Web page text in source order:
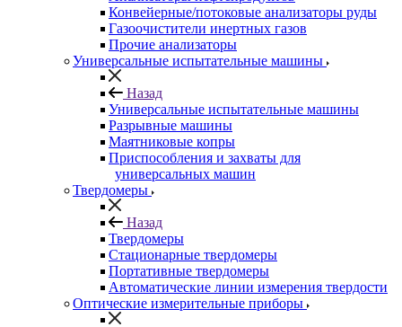
Конвейерные/потоковые анализаторы руды
Газоочистители инертных газов
Прочие анализаторы
Универсальные испытательные машины
Назад
Универсальные испытательные машины
Разрывные машины
Маятниковые копры
Приспособления и захваты для
универсальных машин
Твердомеры
Назад
Твердомеры
Стационарные твердомеры
Портативные твердомеры
Автоматические линии измерения твердости
Оптические измерительные приборы